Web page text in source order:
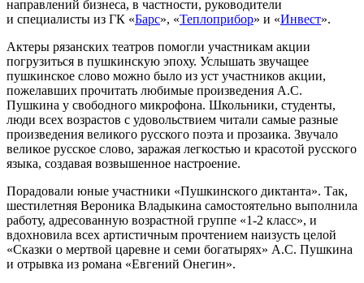
направлений бизнеса, в частности, руководители
и специалисты из ГК «Барс», «Теплоприбор» и «Инвест».
Актеры рязанских театров помогли участникам акции
погрузиться в пушкинскую эпоху. Услышать звучащее
пушкинское слово можно было из уст участников акции,
пожелавших прочитать любимые произведения А.С.
Пушкина у свободного микрофона. Школьники, студенты,
люди всех возрастов с удовольствием читали самые разные
произведения великого русского поэта и прозаика. Звучало
великое русское слово, заражая легкостью и красотой русского
языка, создавая возвышенное настроение.
Порадовали юные участники «Пушкинского диктанта». Так,
шестилетняя Вероника Владыкина самостоятельно выполнила
работу, адресованную возрастной группе «1-2 класс», и
вдохновила всех артистичным прочтением наизусть целой
«Сказки о мертвой царевне и семи богатырях» А.С. Пушкина
и отрывка из романа «Евгений Онегин».